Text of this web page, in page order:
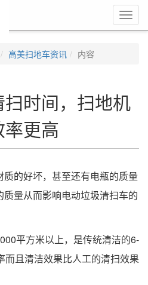
高美扫地车资讯 内容
时间，扫地机
率更高
的好坏，甚至还有电瓶的质量
量从而影响电动垃圾清扫车的
平方米以上，是传统清洁的6-
而且清洁效果比人工的清扫效果